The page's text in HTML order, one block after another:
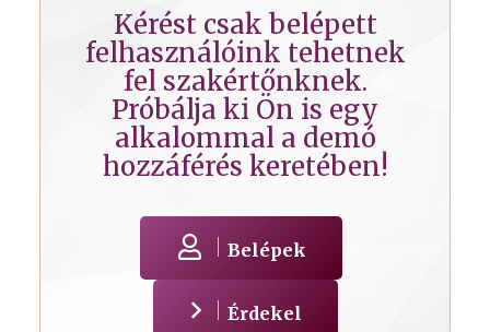
Kérést csak belépett
felhasználóink tehetnek
fel szakértőnknek.
Próbálja ki Ön is egy
alkalommal a demó
hozzáférés keretében!
Belépek
Érdekel